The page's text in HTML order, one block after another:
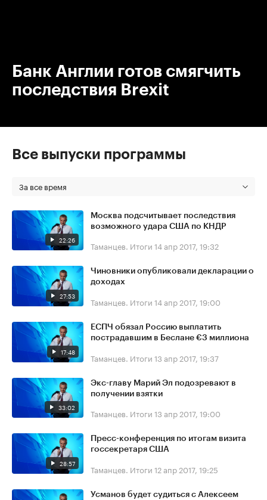
Банк Англии готов смягчить
последствия Brexit
Все выпуски программы
За все время
22:26
Москва подсчитывает последствия
возможного удара США по КНДР
Таманцев. Итоги 14 апр 2017, 19:32
27:53
Чиновники опубликовали декларации о
доходах
Таманцев. Итоги 14 апр 2017, 19:00
17:48
ЕСПЧ обязал Россию выплатить
пострадавшим в Беслане €3 миллиона
Таманцев. Итоги 13 апр 2017, 19:37
33:02
Экс-главу Марий Эл подозревают в
получении взятки
Таманцев. Итоги 13 апр 2017, 19:00
28:57
Пресс-конференция по итогам визита
госсекретаря США
Таманцев. Итоги 12 апр 2017, 19:25
Усманов будет судиться с Алексеем